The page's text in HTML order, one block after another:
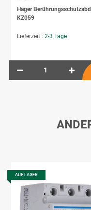
Hager
KZ059
Lieferzeit : 2-3 Tage
AUF LAGER